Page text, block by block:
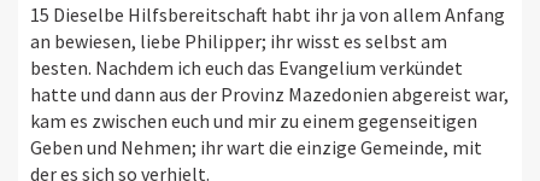
15 Dieselbe Hilfsbereitschaft habt ihr ja von allem Anfang
an bewiesen, liebe Philipper; ihr wisst es selbst am
besten. Nachdem ich euch das Evangelium verkündet
hatte und dann aus der Provinz Mazedonien abgereist war,
kam es zwischen euch und mir zu einem gegenseitigen
Geben und Nehmen; ihr wart die einzige Gemeinde, mit
der es sich so verhielt.